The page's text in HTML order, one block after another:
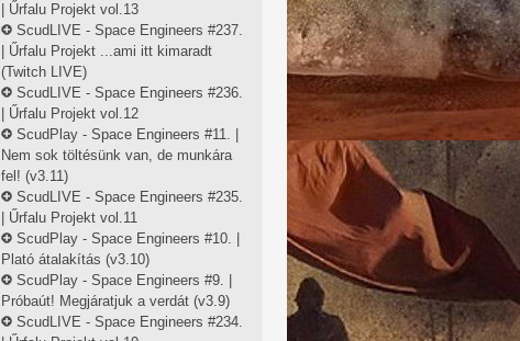
| Űrfalu Projekt vol.13
ScudLIVE - Space Engineers #237.
| Űrfalu Projekt ...ami itt kimaradt
(Twitch LIVE)
ScudLIVE - Space Engineers #236.
| Űrfalu Projekt vol.12
ScudPlay - Space Engineers #11. |
Nem sok töltésünk van, de munkára
fel! (v3.11)
ScudLIVE - Space Engineers #235.
| Űrfalu Projekt vol.11
ScudPlay - Space Engineers #10. |
Plató átalakítás (v3.10)
ScudPlay - Space Engineers #9. |
Próbaút! Megjáratjuk a verdát (v3.9)
ScudLIVE - Space Engineers #234.